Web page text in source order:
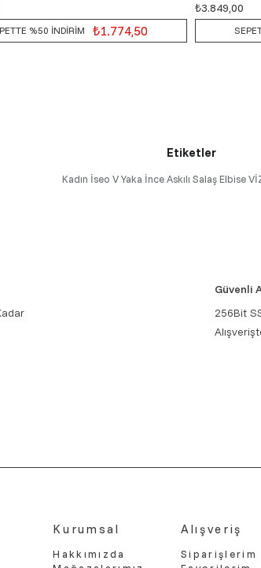
%50 İNDİRİM ₺1.774,50
₺3.849,00
Etiketler
Kadın İseo V Yaka İnce Askılı Salaş Elbise
Güvenli
256Bit
Kurumsal
Hakkımızda
Alışveriş
Siparişlerim